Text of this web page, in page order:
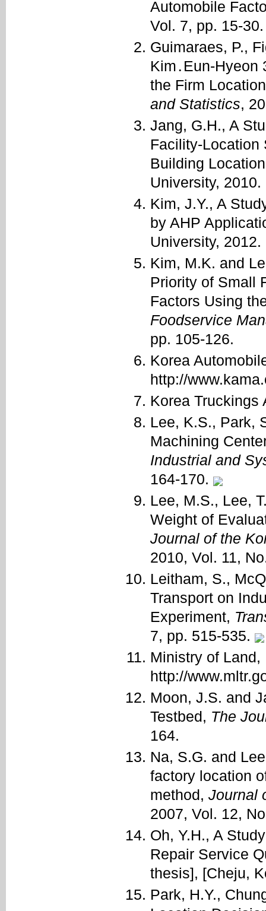
Automobile
Vol. 7, pp. 15-30.
Guimaraes, P.,
Kim․Eun-Hyeon
the Firm
and Statistics,
Jang, G.H., A
Facility-Location
Building
University, 2010.
Kim, J.Y., A
by AHP
University, 2012.
Kim, M.K. and
Priority of Small
Factors Using
Foodservice
pp. 105-126.
Korea
http://
Korea Truckings
Lee, K.S., Park,
Machining
Industrial and
164-170.
Lee, M.S., Lee,
Weight of
Journal of the
2010, Vol. 11,
Leitham, S.,
Transport on
Experiment,
7, pp. 515-535.
Ministry of Land,
http://
Moon, J.S. and
Testbed, The
164.
Na, S.G. and
factory location
method, Journal
2007, Vol. 12,
Oh, Y.H., A
Repair Service
thesis], [Cheju,
Park, H.Y.,